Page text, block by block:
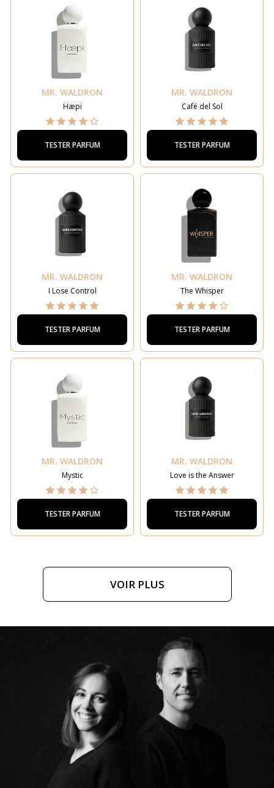
MR. WALDRON
Hæpi
TESTER PARFUM
MR. WALDRON
Café del Sol
TESTER PARFUM
MR. WALDRON
I Lose Control
TESTER PARFUM
MR. WALDRON
The Whisper
TESTER PARFUM
MR. WALDRON
Mystic
TESTER PARFUM
MR. WALDRON
Love is the Answer
TESTER PARFUM
VOIR PLUS